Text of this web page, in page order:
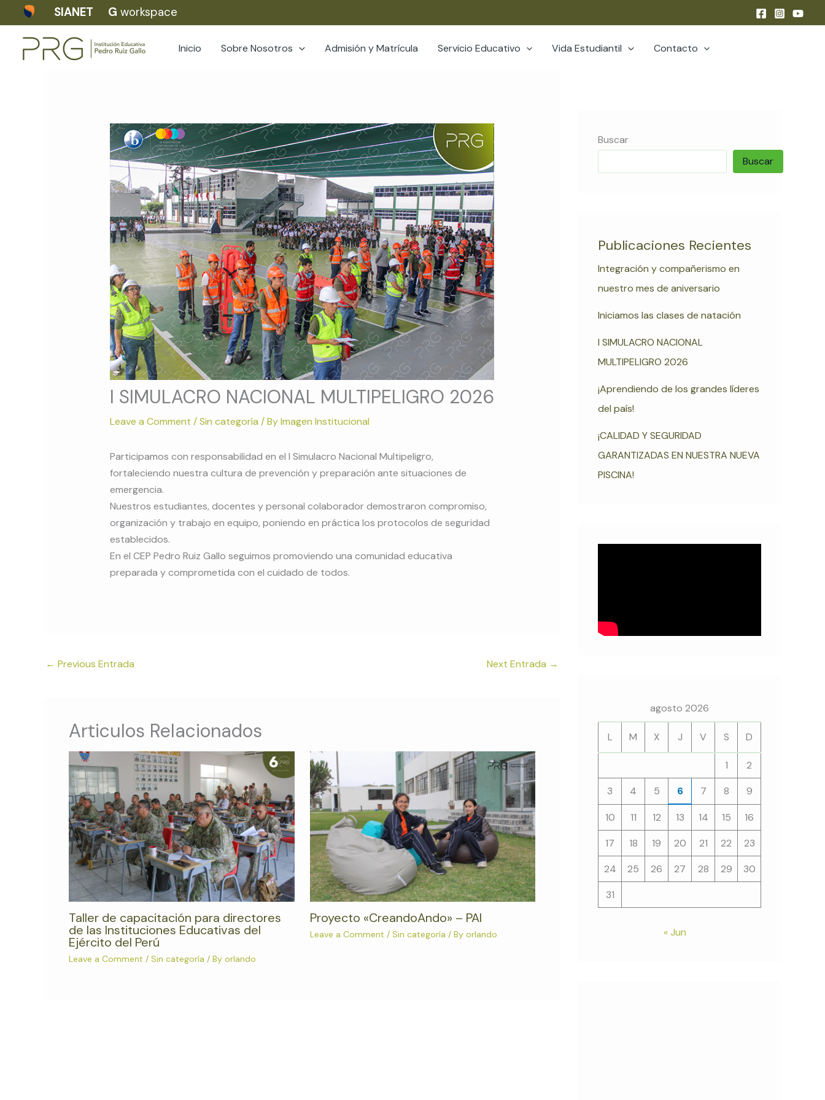
to
content
SIANET G workspace
Inicio Sobre Nosotros Admisión y Matrícula Servicio Educativo Vida Estudiantil Contacto
I SIMULACRO NACIONAL MULTIPELIGRO 2026
Leave a Comment /Sin categoría / ByImagen Institucional
Participamos con responsabilidad en el I Simulacro Nacional Multipeligro,
fortaleciendo nuestra cultura de prevención y preparación ante situaciones de
emergencia.
Nuestros estudiantes, docentes y personal colaborador demostraron compromiso,
organización y trabajo en equipo, poniendo en práctica los protocolos de seguridad
establecidos.
En el CEP Pedro Ruiz Gallo seguimos promoviendo una comunidad educativa
preparada y comprometida con el cuidado de todos.
← Previous Entrada Next Entrada →
Articulos Relacionados
Taller de capacitación para directores
de las Instituciones Educativas del
Ejército del Perú
Leave a Comment / Sin categoría / By orlando
Proyecto «CreandoAndo» – PAI
Leave a Comment / Sin categoría / By orlando
Buscar
Buscar
Publicaciones Recientes
Integración y compañerismo en
nuestro mes de aniversario
Iniciamos las clases de natación
I SIMULACRO NACIONAL
MULTIPELIGRO 2026
¡Aprendiendo de los grandes líderes
del país!
¡CALIDAD Y SEGURIDAD
GARANTIZADAS EN NUESTRA NUEVA
PISCINA!
agosto 2026
L M X J V S D
1
2
3
4 5 6 7 8 9
10 11 12 13 14 15
16
17
18 19 20 21 22
23
24
25 26 27 28 29
30
31
« Jun